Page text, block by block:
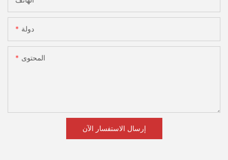
دولة
المحتوى
إرسال الاستفسار الآن